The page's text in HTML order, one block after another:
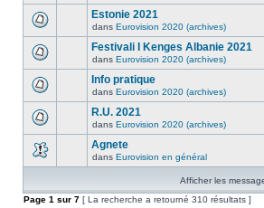
Estonie 2021
dans Eurovision 2020 (archives)
Festivali I Kenges Albanie 2021
dans Eurovision 2020 (archives)
Info pratique
dans Eurovision 2020 (archives)
R.U. 2021
dans Eurovision 2020 (archives)
Agnete
dans Eurovision en général
Afficher les
Page 1 sur 7 [ La recherche a retourné 310 résultats ]